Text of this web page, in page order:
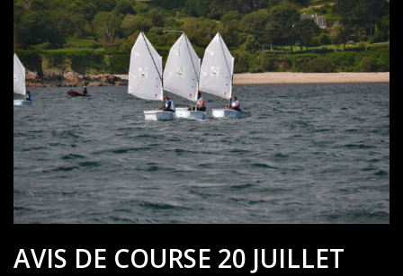
AVIS DE COURSE 20 JUILLET